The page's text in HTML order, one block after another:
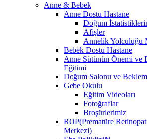
Anne & Bebek
Anne Dostu Hastane
Doğum
Afişler
Annelik Yolculuğu
Bebek Dostu Hastane
Anne Sütünün Önemi ve
Eğitimi
Doğum Salonu ve
Gebe Okulu
Eğitim Videoları
Fotoğraflar
Broşürlerimiz
ROP(Prematüre
Merkezi)